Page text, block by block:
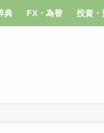
典 FX・為替 投資・